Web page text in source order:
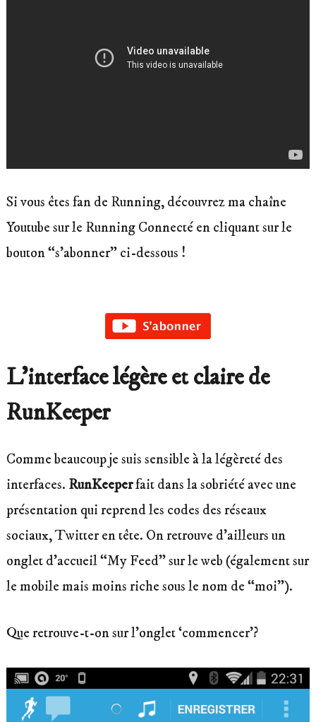
Si vous êtes fan de Running, découvrez ma chaîne
Youtube sur le Running Connecté en cliquant sur le
bouton “s’abonner” ci-dessous !
L’interface légère et claire de
RunKeeper
Comme beaucoup je suis sensible à la légèreté des
interfaces. RunKeeperfait dans la sobriété avec une
présentation qui reprend les codes des réseaux
sociaux, Twitter en tête. On retrouve d’ailleurs un
onglet d’accueil “My Feed” sur le web (également sur
le mobile mais moins riche sous le nom de “moi”).
Que retrouve-t-on sur l’onglet ‘commencer’?